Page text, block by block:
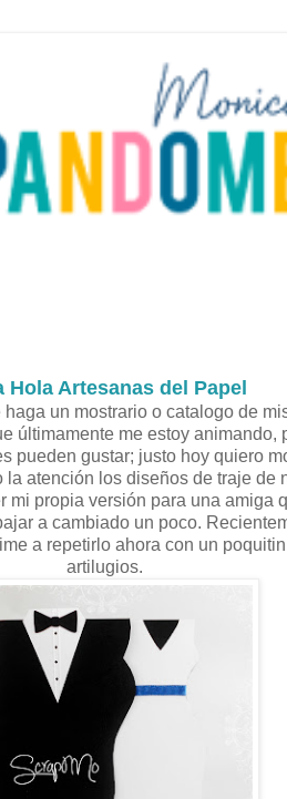
Hola Artesanas del Papel
un mostrario o catalogo de
últimamente me estoy
pueden gustar; justo hoy quiero
atención los diseños de traje
mi propia versión para una amiga
a cambiado un poco.
a repetirlo ahora con un
artilugios.